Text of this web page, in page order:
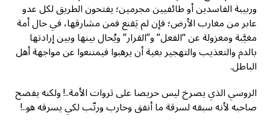
وربيبة الفاسدين أو طائفيين مجرمين؛ يفتحون الطريق لكل عدو
عابر من مغارب الأرض؛ فإن لم يَقنع فمن مشارقها، في حال أمة
مغيَّبة ومعزولة عن “الفعل” و”القرار” ويُحال بينها وبين إرادتها
بالدم والتعذيب والتهجير بغية أن يرهبوا فيمتنعوا عن مواجهة أهل
الباطل.
الروسي الذي يصرخ ليس حريصا على ثروات الأمة..! ولكنه يفضح
صاحبه لأنه سبقه لسرقة ما أنفق وحارب ورتّب لكي يسرقه هو..!